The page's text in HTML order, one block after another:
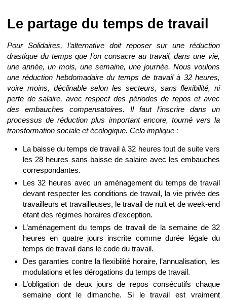
Le partage du temps de travail
Pour Solidaires, l’alternative doit reposer sur une réduction
drastique du temps que l’on consacre au travail, dans une vie,
une année, un mois, une semaine, une journée. Nous voulons
une réduction hebdomadaire du temps de travail à 32 heures,
voire moins, déclinable selon les secteurs, sans flexibilité, ni
perte de salaire, avec respect des périodes de repos et avec
des embauches compensatoires. Il faut l’inscrire dans un
processus de réduction plus important encore, tourné vers la
transformation sociale et écologique. Cela implique :
La baisse du temps de travail à 32 heures tout de suite vers
les 28 heures sans baisse de salaire avec les embauches
correspondantes.
Les 32 heures avec un aménagement du temps de travail
devant respecter les conditions de travail, la vie privée des
travailleurs et travailleuses, le travail de nuit et de week-end
étant des régimes horaires d’exception.
L’aménagement du temps de travail de la semaine de 32
heures en quatre jours inscrite comme durée légale du
temps de travail dans le code du travail.
Des garanties contre la flexibilité horaire, l’annualisation, les
modulations et les dérogations du temps de travail.
L’obligation de deux jours de repos consécutifs chaque
semaine dont le dimanche. Si le travail est vraiment